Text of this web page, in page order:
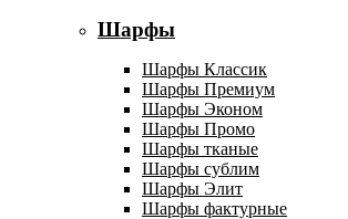
Шарфы
Шарфы Классик
Шарфы Премиум
Шарфы Эконом
Шарфы Промо
Шарфы тканые
Шарфы сублим
Шарфы Элит
Шарфы фактурные